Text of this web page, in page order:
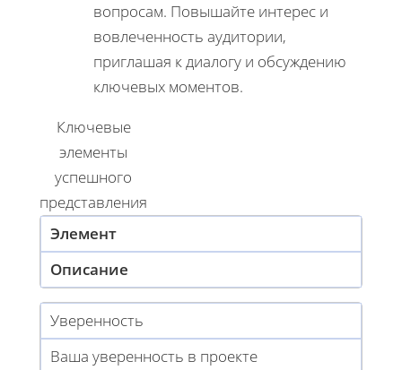
вопросам. Повышайте интерес и
вовлеченность аудитории,
приглашая к диалогу и обсуждению
ключевых моментов.
Ключевые
элементы
успешного
представления
Элемент
Описание
Уверенность
Ваша уверенность в проекте